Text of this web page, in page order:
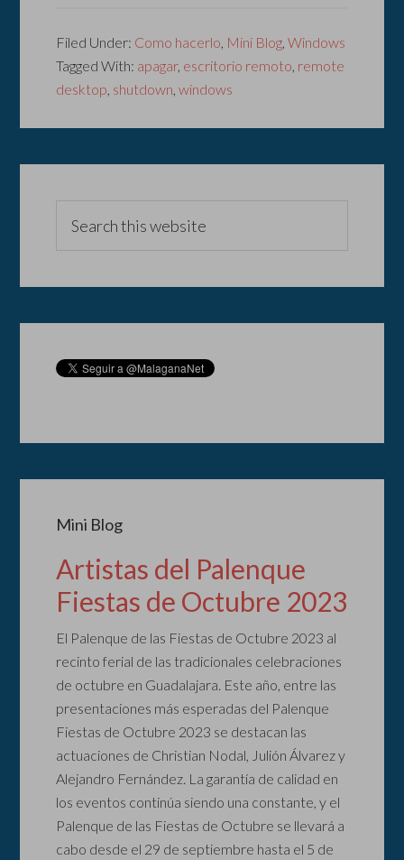
Filed Under: Como hacerlo, Mini Blog,Windows
Tagged With: apagar, escritorio remoto, remote
desktop, shutdown,windows
Mini Blog
Artistas del Palenque
Fiestas de Octubre 2023
El Palenque de las Fiestas de Octubre 2023 al
recinto ferial de las tradicionales celebraciones
de octubre en Guadalajara. Este año, entre las
presentaciones más esperadas del Palenque
Fiestas de Octubre 2023 se destacan las
actuaciones de Christian Nodal, Julión Álvarez y
Alejandro Fernández. La garantía de calidad en
los eventos continúa siendo una constante, y el
Palenque de las Fiestas de Octubre se llevará a
cabo desde el 29 de septiembre hasta el 5 de